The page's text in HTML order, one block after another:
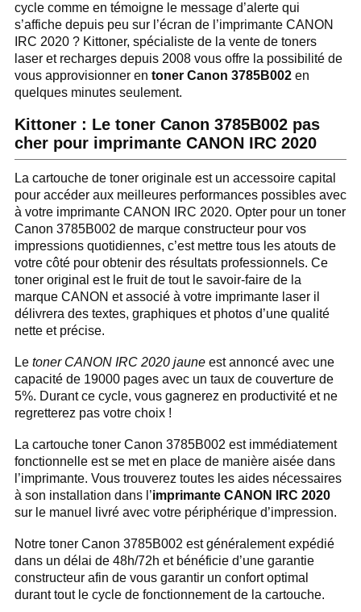
cycle comme en témoigne le message d’alerte qui
s’affiche depuis peu sur l’écran de l’imprimante CANON
IRC 2020 ? Kittoner, spécialiste de la vente de toners
laser et recharges depuis 2008 vous offre la possibilité de
vous approvisionner en toner Canon 3785B002 en
quelques minutes seulement.
Kittoner : Le toner Canon 3785B002 pas
cher pour imprimante CANON IRC 2020
La cartouche de toner originale est un accessoire capital
pour accéder aux meilleures performances possibles avec
à votre imprimante CANON IRC 2020. Opter pour un toner
Canon 3785B002 de marque constructeur pour vos
impressions quotidiennes, c’est mettre tous les atouts de
votre côté pour obtenir des résultats professionnels. Ce
toner original est le fruit de tout le savoir-faire de la
marque CANON et associé à votre imprimante laser il
délivrera des textes, graphiques et photos d’une qualité
nette et précise.
Le toner CANON IRC 2020 jaune est annoncé avec une
capacité de 19000 pages avec un taux de couverture de
5%. Durant ce cycle, vous gagnerez en productivité et ne
regretterez pas votre choix !
La cartouche toner Canon 3785B002 est immédiatement
fonctionnelle est se met en place de manière aisée dans
l’imprimante. Vous trouverez toutes les aides nécessaires
à son installation dans l’imprimante CANON IRC 2020
sur le manuel livré avec votre périphérique d’impression.
Notre toner Canon 3785B002 est généralement expédié
dans un délai de 48h/72h et bénéficie d’une garantie
constructeur afin de vous garantir un confort optimal
durant tout le cycle de fonctionnement de la cartouche.